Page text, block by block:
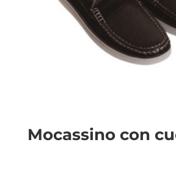
Mocassino con